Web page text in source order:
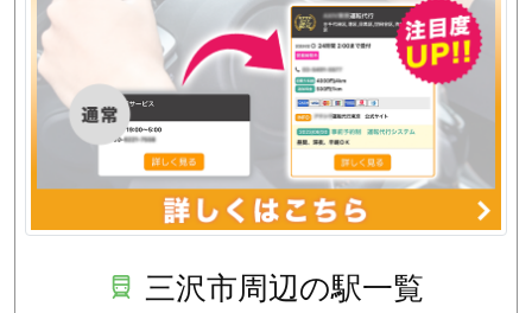
三沢市周辺の駅一覧